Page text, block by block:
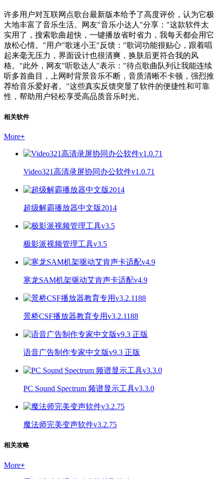
许多用户对互联网点歌台最新版本给予了高度评价，认为它极
大地丰富了音乐生活。网友"音乐小达人"分享："这款软件太
实用了，搜索歌曲超快，一键播放省时省力，我每天都会用它
放松心情。"用户"歌迷小王"反馈："歌词功能很贴心，跟着唱
起来毫无压力，界面设计也很清爽，换肤后更符合我的风
格。"此外，网友"听歌达人"表示："待点歌曲队列让我能连续
听多首曲目，上网时背景音乐不断，音质清晰不卡顿，强烈推
荐给音乐爱好者。"这些真实反馈突显了软件的便捷性和可靠
性，帮助用户轻松享受高品质音乐时光。
相关软件
More+
Video321高清录屏协同办公软件v1.0.71
超级解霸播放器中文版2014
极影派视频管理工具v3.5
寒龙SAM机架驱动艾肯声卡适配v4.9
景桥CSF播放器教育专用v3.2.1188
语音广告制作专家中文版v9.3 正版
PC Sound Spectrum 频谱显示工具v3.3.0
魔法师完美变声软件v3.2.75
相关攻略
More+